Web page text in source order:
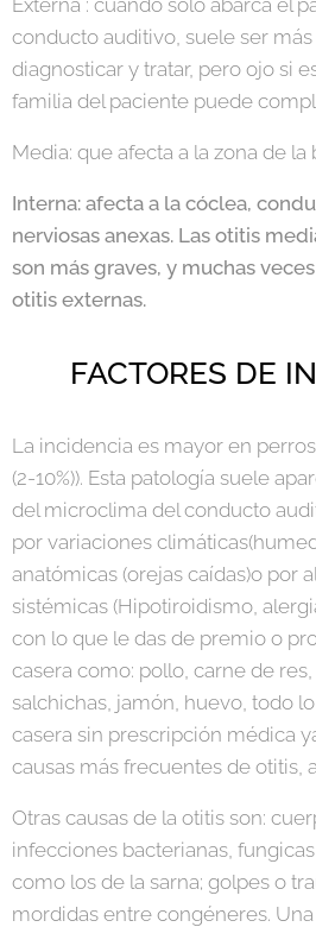
conducto auditivo, suele ser
diagnosticar y tratar, pero ojo si
familia del paciente puede
Media: que afecta a la zona de la
Interna: afecta a la cóclea,
nerviosas anexas. Las otitis
son más graves, y muchas
otitis externas.
FACTORES DE
La incidencia es mayor en
(2-10%)). Esta patología suele
del microclima del conducto
por variaciones
anatómicas (orejas caídas)o por
sistémicas (Hipotiroidismo,
con lo que le das de premio o
casera como: pollo, carne de res,
salchichas, jamón, huevo, todo
casera sin prescripción médica
causas más frecuentes de otitis,
Otras causas de la otitis son:
infecciones bacterianas,
como los de la sarna; golpes o
mordidas entre congéneres.